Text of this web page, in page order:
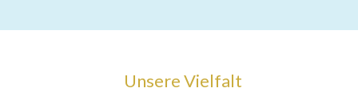
Unsere Vielfalt